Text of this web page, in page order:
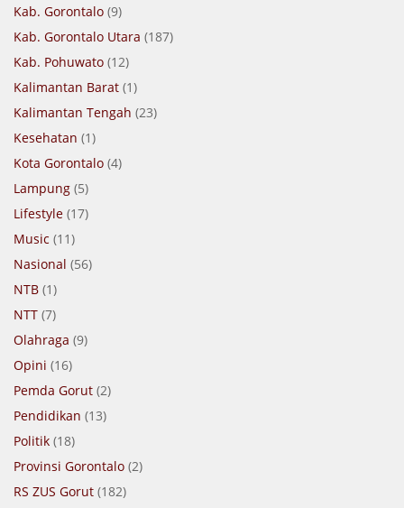
Kab. Gorontalo (9)
Kab. Gorontalo Utara (187)
Kab. Pohuwato (12)
Kalimantan Barat (1)
Kalimantan Tengah (23)
Kesehatan (1)
Kota Gorontalo (4)
Lampung (5)
Lifestyle (17)
Music (11)
Nasional (56)
NTB (1)
NTT (7)
Olahraga (9)
Opini (16)
Pemda Gorut (2)
Pendidikan (13)
Politik (18)
Provinsi Gorontalo (2)
RS ZUS Gorut (182)